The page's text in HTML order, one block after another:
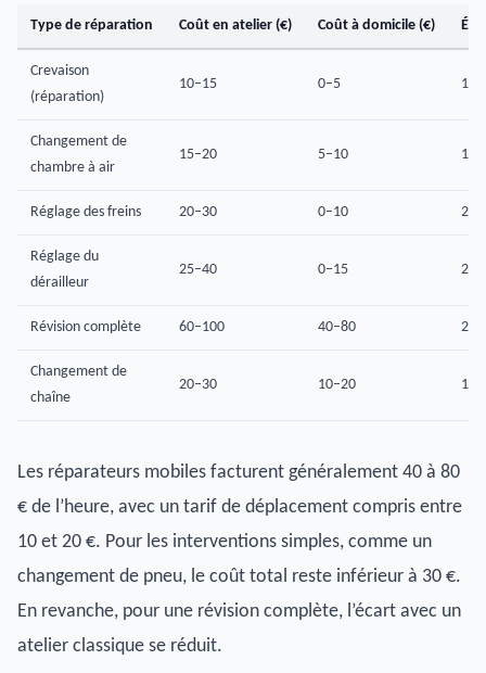
Type de réparation Coût en atelier (€) Coût à domicile (€)
Crevaison
(réparation)
10–15 0–5
Changement de
chambre à air
15–20 5–10
Réglage des freins 20–30 0–10
Réglage du
dérailleur
25–40 0–15
Révision complète 60–100 40–80
Changement de
chaîne
20–30 10–20
Les réparateurs mobiles facturent généralement 40 à 80
€ de l’heure, avec un tarif de déplacement compris entre
10 et 20 €. Pour les interventions simples, comme un
changement de pneu, le coût total reste inférieur à 30 €.
En revanche, pour une révision complète, l’écart avec un
atelier classique se réduit.